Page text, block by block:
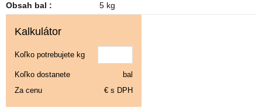
Obsah bal : 5 kg
Kalkulátor
Koľko potrebujete kg
Koľko dostanete
bal
Za cenu
€ s DPH